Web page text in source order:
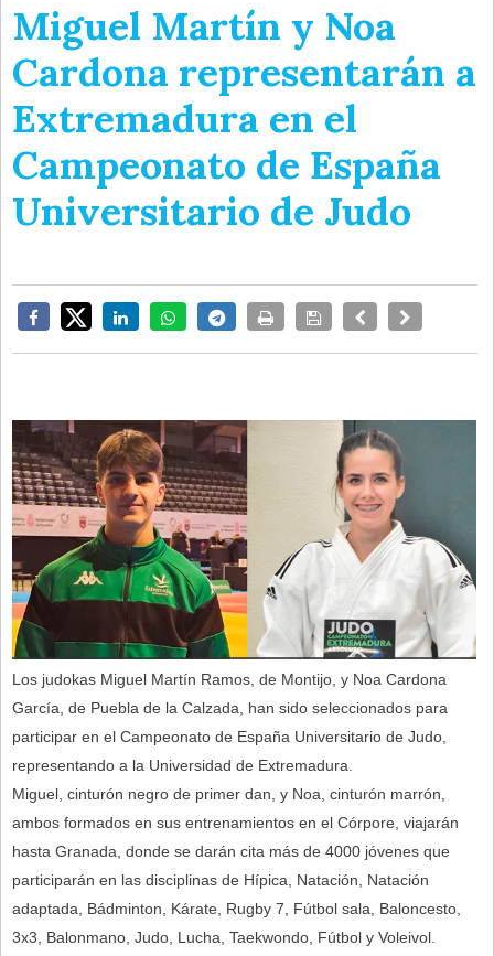
Miguel Martín y Noa
Cardona representarán a
Extremadura en el
Campeonato de España
Universitario de Judo
Los judokas Miguel Martín Ramos, de Montijo, y Noa Cardona
García, de Puebla de la Calzada, han sido seleccionados para
participar en el Campeonato de España Universitario de Judo,
representando a la Universidad de Extremadura.
Miguel, cinturón negro de primer dan, y Noa, cinturón marrón,
ambos formados en sus entrenamientos en el Córpore, viajarán
hasta Granada, donde se darán cita más de 4000 jóvenes que
participarán en las disciplinas de Hípica, Natación, Natación
adaptada, Bádminton, Kárate, Rugby 7, Fútbol sala, Baloncesto,
3x3, Balonmano, Judo, Lucha, Taekwondo, Fútbol y Voleivol.